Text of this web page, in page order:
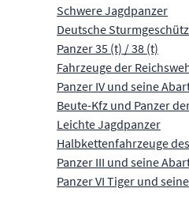
Schwere Jagdpanzer
Deutsche
Panzer 35 (t) / 38 (t)
Fahrzeuge der
Panzer IV und seine
Beute-Kfz und Panzer
Leichte Jagdpanzer
Halbkettenfahrzeuge
Panzer III und seine
Panzer VI Tiger und